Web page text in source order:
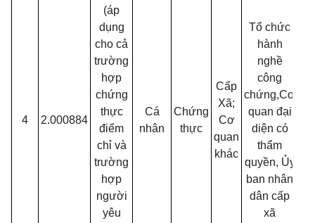
4 2.000884
(áp
dụng
cho cả
trường
hợp
chứng
thực
điểm
chỉ và
trường
hợp
người
yêu
Cá
nhân
Chứng
thực
Cấp
Xã;
Cơ
quan
khác
Tổ chức
hành
nghề
công
chứng,Cơ
quan đại
diện có
thẩm
quyền, Ủy
ban nhân
dân cấp
xã